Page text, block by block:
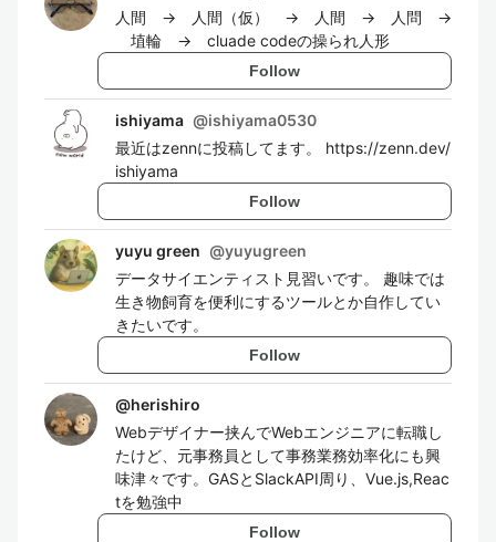
人間 → 人間（仮） → 人間 → 人問 →
埴輪 → cluade codeの操られ人形
Follow
ishiyama @ishiyama0530
最近はzennに投稿してます。 https://zenn.dev/
ishiyama
Follow
yuyu green @yuyugreen
データサイエンティスト見習いです。 趣味では
生き物飼育を便利にするツールとか自作してい
きたいです。
Follow
@herishiro
Webデザイナー挟んでWebエンジニアに転職し
たけど、元事務員として事務業務効率化にも興
味津々です。GASとSlackAPI周り、Vue.js,Reac
tを勉強中
Follow